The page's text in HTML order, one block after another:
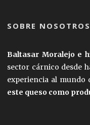
SOBRE NOSOTROS
Baltasar Moralejo e
sector cárnico desde
experiencia al mundo
este queso como